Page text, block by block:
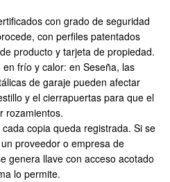
con grado de seguridad
con perfiles patentados
producto y tarjeta de propiedad.
frío y calor: en Seseña, las
de garaje pueden afectar
y el cierrapuertas para que el
rozamientos.
copia queda registrada. Si se
proveedor o empresa de
genera llave con acceso acotado
lo permite.